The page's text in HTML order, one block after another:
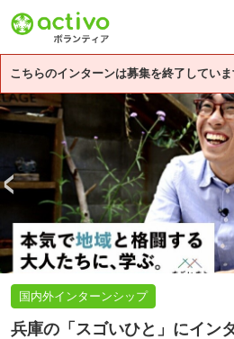
こちらのインターンは募集を終了していま
基本情報 募集詳細
国内外インターンシップ
兵庫の「スゴいひと」にイン